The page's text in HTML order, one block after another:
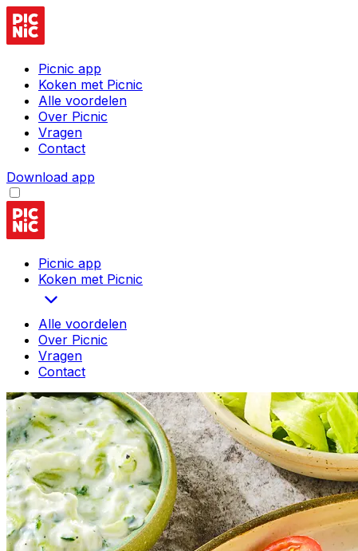
Picnic app
Koken met Picnic
Alle voordelen
Over Picnic
Vragen
Contact
Download app
Picnic app
Koken met Picnic
Alle voordelen
Over Picnic
Vragen
Contact